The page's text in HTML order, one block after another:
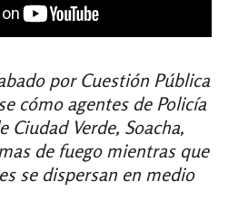
por Cuestión Pública
cómo agentes de Policía
Ciudad Verde, Soacha,
de fuego mientras que
se dispersan en medio